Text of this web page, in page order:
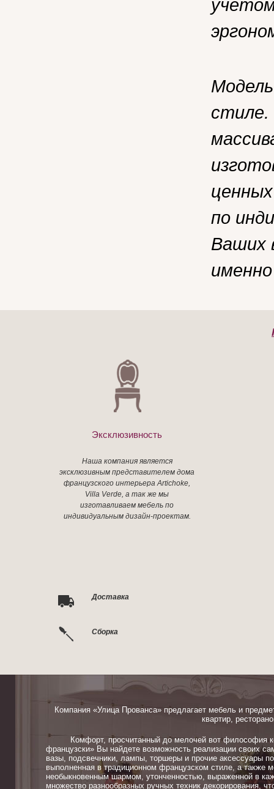
стиле.
по
Ваших
Эксклюзивность
Наша компания является
эксклюзивным представителем дома
французского интерьера Artichoke,
Villa Verde, а так же мы
изготавливаем мебель по
индивидуальным дизайн-проектам.
Доставка
Сборка
Компания «Улица Прованса» предлагает мебель и
квартир,
Комфорт, просчитанный до мелочей вот философия
французски» Вы найдете возможность реализации своих
вазы, подсвечники, лампы, торшеры и прочие аксессуары
выполненная в традиционном французском стиле, а также
необыкновенным шармом, утонченностью, выраженной в
множество разнообразных ручных техник декорирования,